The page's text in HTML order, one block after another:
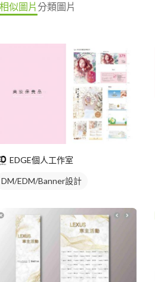
相似圖片分類圖片
EDGE個人工作室
DM/EDM/Banner設計